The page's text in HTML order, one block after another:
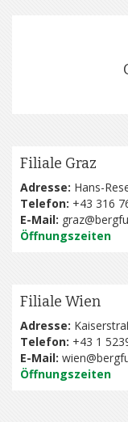
Filiale Graz
Adresse: Hans-
Telefon: +43 316
E-Mail:
Öffnungszeiten
Filiale Wien
Adresse:
Telefon: +43 1
E-Mail:
Öffnungszeiten